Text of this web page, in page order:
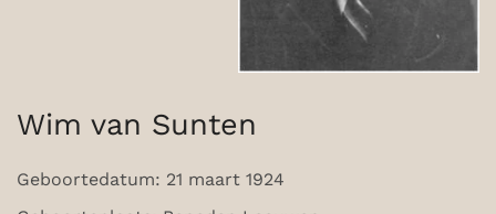
Wim van Sunten
Geboortedatum: 21 maart 1924